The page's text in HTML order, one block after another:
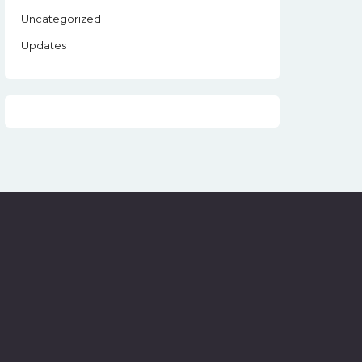
Uncategorized
Updates